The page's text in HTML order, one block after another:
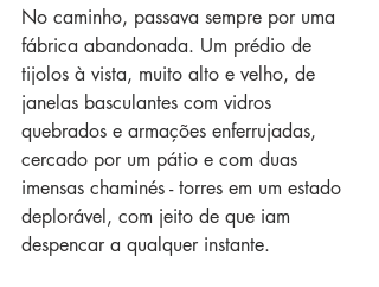
No caminho, passava sempre por uma
fábrica abandonada. Um prédio de
tijolos à vista, muito alto e velho, de
janelas basculantes com vidros
quebrados e armações enferrujadas,
cercado por um pátio e com duas
imensas chaminés - torres em um estado
deplorável, com jeito de que iam
despencar a qualquer instante.